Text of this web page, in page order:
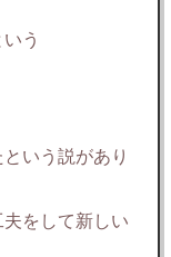
う
いう説があり
をして新しい